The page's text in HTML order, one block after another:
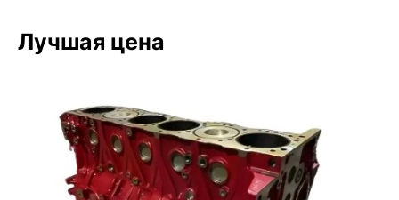
Лучшая цена